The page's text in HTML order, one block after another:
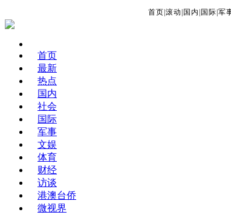
首页 滚动 国内 国际 军
首页
最新
热点
国内
社会
国际
军事
文娱
体育
财经
访谈
港澳台侨
微视界